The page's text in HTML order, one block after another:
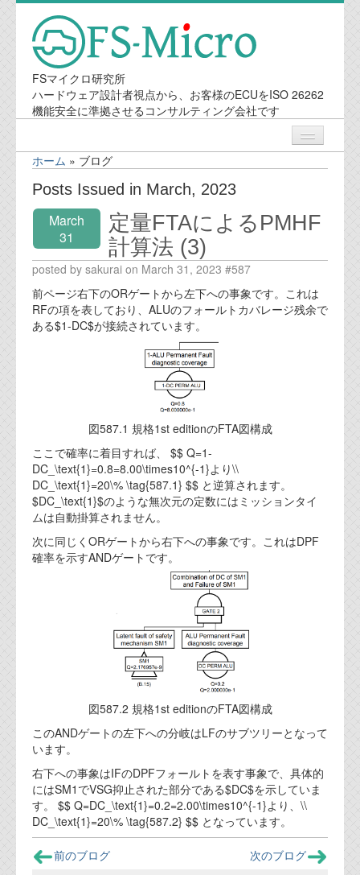
FSマイクロ研究所
ハードウェア設計者視点から、お客様のECUをISO 26262
機能安全に準拠させるコンサルティング会社です
ニュース
業務内容
機能安全コンサルティング
会社案内
ブログ
機能安全ブログ
設計ブログ
ご希望の方は、お問い合わせページから
ログインをお願い致します。アカウント
名は"opendocument"です。
機能安全用語集
設計用語集
オンラインショップ
ホーム » ブログ
Posts Issued in March, 2023
March
31
定量FTAによるPMHF
計算法 (3)
posted by sakurai on March 31, 2023 #587
前ページ右下のORゲートから左下への事象です。これは
RFの項を表しており、ALUのフォールトカバレージ残余で
ある$1-DC$が接続されています。
図587.1 規格1st editionのFTA図構成
ここで確率に着目すれば、 $$ Q=1-
DC_\text{1}=0.8=8.00\times10^{-1}より\\
DC_\text{1}=20\% \tag{587.1} $$ と逆算されます。
$DC_\text{1}$のような無次元の定数にはミッションタイ
ムは自動掛算されません。
次に同じくORゲートから右下への事象です。これはDPF
確率を示すANDゲートです。
図587.2 規格1st editionのFTA図構成
このANDゲートの左下への分岐はLFのサブツリーとなって
います。
右下への事象はIFのDPFフォールトを表す事象で、具体的
にはSM1でVSG抑止された部分である$DC$を示していま
す。 $$ Q=DC_\text{1}=0.2=2.00\times10^{-1}より、\\
DC_\text{1}=20\% \tag{587.2} $$ となっています。
前のブログ
次のブログ